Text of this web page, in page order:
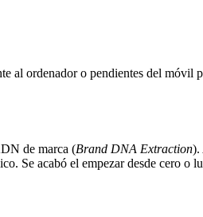
al ordenador o pendientes del
de marca (Brand DNA Extraction).
Se acabó el empezar desde cero o